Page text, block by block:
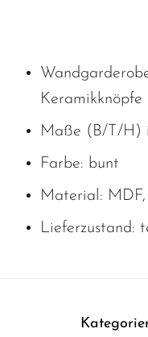
Keramikknöpfe
Maße (B/T/H)
Farbe: bunt
Material:
Lieferzustand: